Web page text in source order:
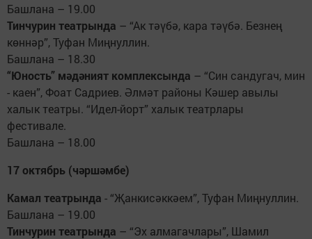
Башлана – 19.00
Тинчурин театрында – “Ак тәүбә, кара тәүбә. Безнең
көннәр”, Туфан Миңнуллин.
Башлана – 18.30
“Юность” мәдәният комплексында – “Син сандугач, мин
- каен”, Фоат Садриев. Әлмәт районы Кәшер авылы
халык театры. “Идел-йорт” халык театрлары
фестивале.
Башлана – 18.00
17 октябрь (чәршәмбе)
Камал театрында - “Җанкисәккәем”, Туфан Миңнуллин.
Башлана – 19.00
Тинчурин театрында – “Эх алмагачлары”, Шамил